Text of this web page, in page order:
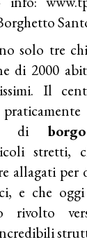
solo tre
di 2000
Il
di borgo
stretti,
allagati per
e che